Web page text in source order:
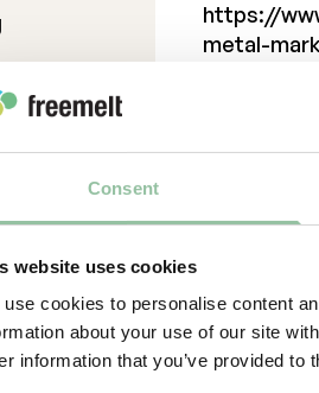
Consent
website uses cookies
use cookies to personalise content
about your use of our site
information that you’ve provided
https://
metal-
Om oss